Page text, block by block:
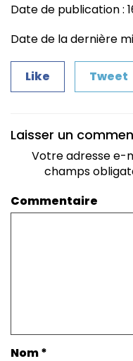
Date de publication :
Date de la dernière
Like Tweet
Laisser un
Votre adresse e-
champs
Commentaire
Nom*